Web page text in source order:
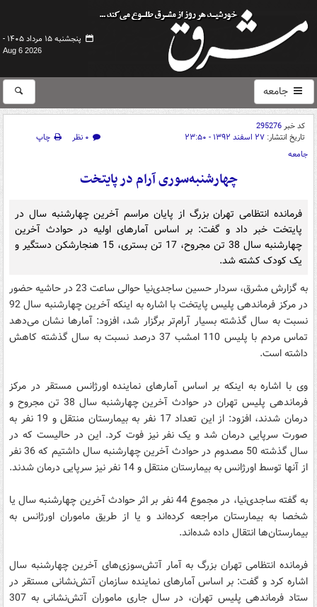
پنجشنبه ۱۵ مرداد ۱۴۰۵ -
Aug 6 2026
جامعه
کد خبر295276
تاریخ انتشار: ۲۷ اسفند ۱۳۹۲ - ۲۳:۵۰ ۰ نظر
چاپ
جامعه
چهارشنبه‌سوری آرام در پایتخت
فرمانده انتظامی تهران بزرگ از پایان مراسم آخرین چهارشنبه سال در
پایتخت خبر داد و گفت: بر اساس آمارهای اولیه در حوادث آخرین
چهارشنبه سال 38 تن مجروح، 17 تن بستری، 15 هنجارشکن دستگیر و
یک کودک کشته شد.
به گزارش مشرق، سردار حسین ساجدی‌نیا حوالی ساعت 23 در حاشیه حضور
در مرکز فرماندهی پلیس پایتخت با اشاره به اینکه آخرین چهارشنبه سال 92
نسبت به سال گذشته بسیار آرام‌تر برگزار شد، افزود: آمارها نشان می‌دهد
تماس مردم با پلیس 110 امشب 37 درصد نسبت به سال گذشته کاهش
داشته است.
وی با اشاره به اینکه بر اساس آمارهای نماینده اورژانس مستقر در مرکز
فرماندهی پلیس تهران در حوادث آخرین چهارشنبه سال 38 تن مجروح و
درمان شدند، افزود: از این تعداد 17 نفر به بیمارستان منتقل و 19 نفر به
صورت سرپایی درمان شد و یک نفر نیز فوت کرد. این در حالیست که در
سال گذشته 50 مصدوم در حوادث آخرین چهارشنبه سال داشتیم که 36 نفر
از آنها توسط اورژانس به بیمارستان منتقل و 14 نفر نیز سرپایی درمان شدند.
به گفته ساجدی‌نیا، در مجموع 44 نفر بر اثر حوادث آخرین چهارشنبه سال یا
شخصا به بیمارستان مراجعه کرده‌اند و یا از طریق ماموران اورژانس به
بیمارستان‌ها انتقال داده شده‌اند.
فرمانده انتظامی تهران بزرگ به آمار آتش‌سوزی‌های آخرین چهارشنبه سال
اشاره کرد و گفت: بر اساس آمارهای نماینده سازمان آتش‌نشانی مستقر در
ستاد فرماندهی پلیس تهران، در سال جاری ماموران آتش‌نشانی به 307